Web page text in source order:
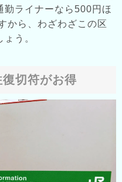
勤ライナーなら500円ほ
から、わざわざこの区
う。
切符がお得